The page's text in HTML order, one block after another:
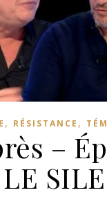
, RÉSISTANCE ,
–